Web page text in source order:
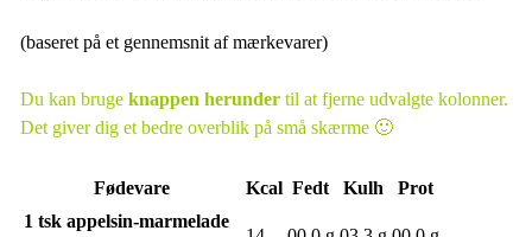
(baseret på et gennemsnit af mærkevarer)
Du kan bruge knappen herundertil at fjerne udvalgte kolonner.
Det giver dig et bedre overblik på små skærme 🙂
Fødevare Kcal Fedt Kulh
Prot
1 tsk appelsin-marmelade